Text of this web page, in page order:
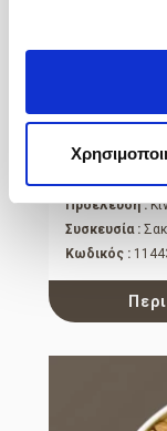
Πάπρικα
60 ASTA
Προέλευση :
Συσκευσία :
Κωδικός :